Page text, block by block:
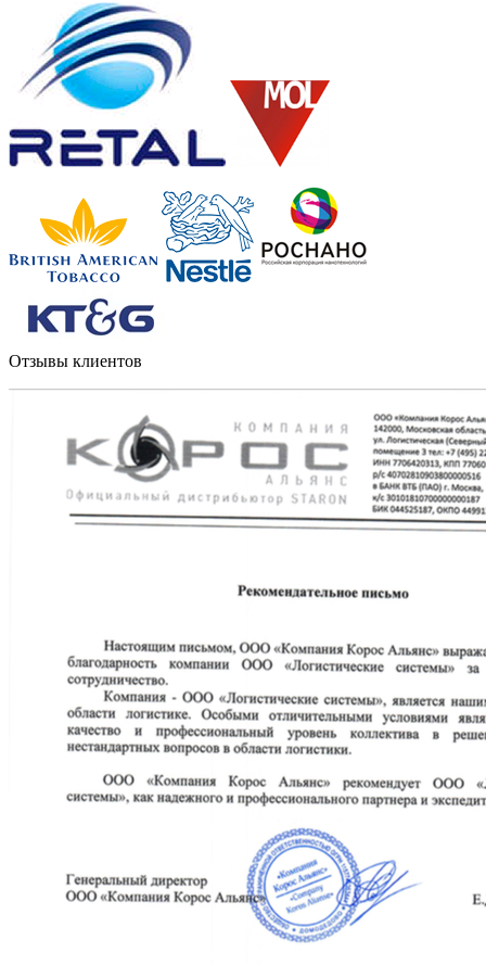
Отзывы клиентов